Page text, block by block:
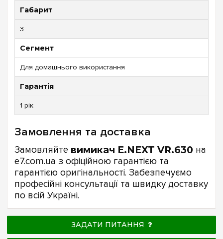
Габарит
3
Сегмент
Для домашнього використання
Гарантія
1 рік
Замовлення та доставка
Замовляйте вимикач E.NEXT VR.630 на
e7.com.ua з офіційною гарантією та
гарантією оригінальності. Забезпечуємо
професійні консультації та швидку доставку
по всій Україні.
ЗАДАТИ ПИТАННЯ